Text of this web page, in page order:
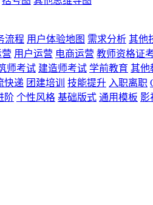
流程 用户体验地图 需求分析 其他
用户运营 电商运营 教师资格证
师考试 建造师考试 学前教育 其他
快递 团建培训 技能提升 入职离职
阶 个性风格 基础版式 通用模板 影